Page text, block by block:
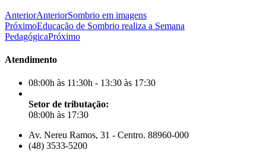
AnteriorAnteriorSombrio em imagens
PróximoEducação de Sombrio realiza a Semana
PedagógicaPróximo
Atendimento
08:00h às 11:30h - 13:30 às 17:30
Setor de tributação:
08:00h às 17:30
Av. Nereu Ramos, 31 - Centro. 88960-000
(48) 3533-5200